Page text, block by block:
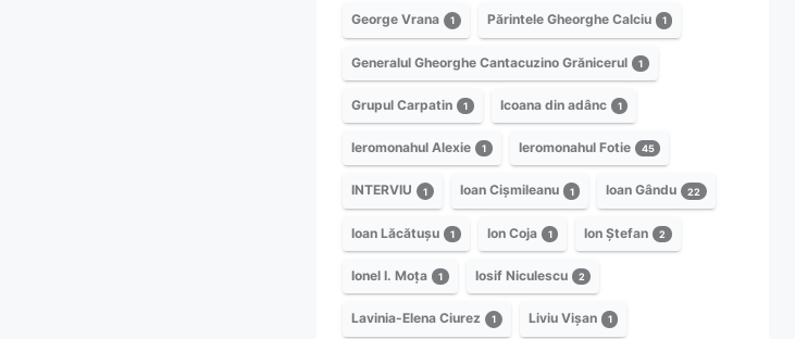
George Vrana 1 Părintele Gheorghe Calciu 1
Generalul Gheorghe Cantacuzino Grănicerul 1
Grupul Carpatin 1 Icoana din adânc 1
Ieromonahul Alexie 1 Ieromonahul Fotie 45
INTERVIU 1 Ioan Cișmileanu 1 Ioan Gându 22
Ioan Lăcătușu 1 Ion Coja 1 Ion Ștefan 2
Ionel I. Moța 1 Iosif Niculescu 2
Lavinia-Elena Ciurez 1 Liviu Vișan 1